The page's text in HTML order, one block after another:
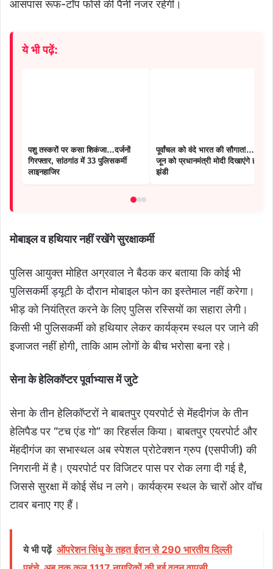
आसपास रूफ-टॉप फोर्स की पैनी नजर रहेगी।
ये भी पढ़ें:
पशु तस्करों पर कसा शिकंजा…दर्जनों
गिरफ्तार, सांठगांठ में 33 पुलिसकर्मी
लाइनहाजिर
पूर्वांचल को वंदे भारत की सौगात!…..20
जून को प्रधानमंत्री मोदी दिखाएंगे हरी
झंडी
मोबाइल व हथियार नहीं रखेंगे सुरक्षाकर्मी
पुलिस आयुक्त मोहित अग्रवाल ने बैठक कर बताया कि कोई भी
पुलिसकर्मी ड्यूटी के दौरान मोबाइल फोन का इस्तेमाल नहीं करेगा।
भीड़ को नियंत्रित करने के लिए पुलिस रस्सियों का सहारा लेगी।
किसी भी पुलिसकर्मी को हथियार लेकर कार्यक्रम स्थल पर जाने की
इजाजत नहीं होगी, ताकि आम लोगों के बीच भरोसा बना रहे।
सेना के हेलिकॉप्टर पूर्वाभ्यास में जुटे
सेना के तीन हेलिकॉप्टरों ने बाबतपुर एयरपोर्ट से मेंहदीगंज के तीन
हेलिपैड पर “टच एंड गो” का रिहर्सल किया। बाबतपुर एयरपोर्ट और
मेंहदीगंज का सभास्थल अब स्पेशल प्रोटेक्शन ग्रुप (एसपीजी) की
निगरानी में है। एयरपोर्ट पर विजिटर पास पर रोक लगा दी गई है,
जिससे सुरक्षा में कोई सेंध न लगे। कार्यक्रम स्थल के चारों ओर वॉच
टावर बनाए गए हैं।
ये भी पढ़ें ऑपरेशन सिंधु के तहत ईरान से 290 भारतीय दिल्ली